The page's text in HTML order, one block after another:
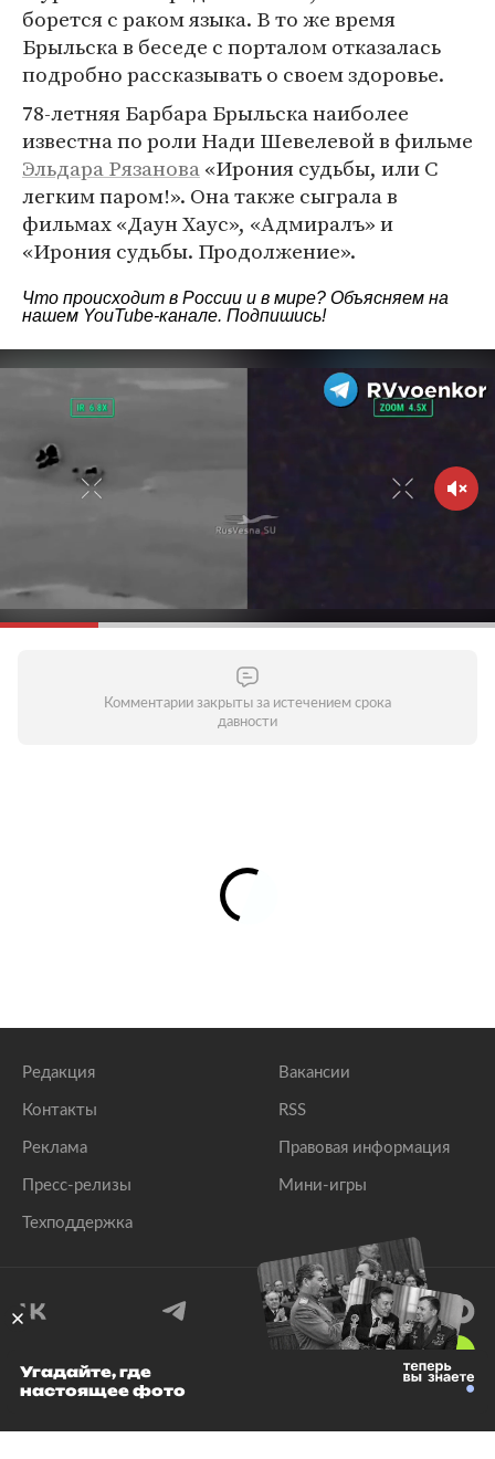
борется с раком языка. В то же время
Брыльска в беседе с порталом отказалась
подробно рассказывать о своем здоровье.
78-летняя Барбара Брыльска наиболее
известна по роли Нади Шевелевой в фильме
Эльдара Рязанова«Ирония судьбы, или С
легким паром!». Она также сыграла в
фильмах «Даун Хаус», «Адмиралъ» и
«Ирония судьбы. Продолжение».
Что происходит в России и в мире? Объясняем на
нашем YouTube-канале. Подпишись!
Комментарии закрыты за истечением срока
давности
Редакция
Контакты
Реклама
Пресс-релизы
Техподдержка
Вакансии
RSS
Правовая информация
Мини-игры
© 1999–2026 Все права защищены.
Угадайте, где
настоящее фото